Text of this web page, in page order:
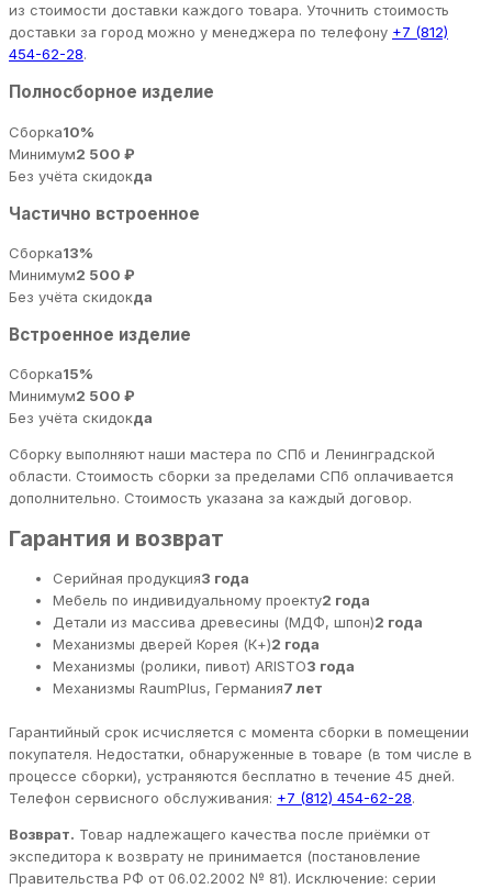
из стоимости доставки каждого товара. Уточнить стоимость
доставки за город можно у менеджера по телефону +7 (812)
454-62-28.
Полносборное изделие
Сборка10%
Минимум2 500 ₽
Без учёта скидокда
Частично встроенное
Сборка13%
Минимум2 500 ₽
Без учёта скидокда
Встроенное изделие
Сборка15%
Минимум2 500 ₽
Без учёта скидокда
Сборку выполняют наши мастера по СПб и Ленинградской
области. Стоимость сборки за пределами СПб оплачивается
дополнительно. Стоимость указана за каждый договор.
Гарантия и возврат
Серийная продукция3 года
Мебель по индивидуальному проекту2 года
Детали из массива древесины (МДФ, шпон)2 года
Механизмы дверей Корея (К+)2 года
Механизмы (ролики, пивот) ARISTO3 года
Механизмы RaumPlus, Германия7 лет
Гарантийный срок исчисляется с момента сборки в помещении
покупателя. Недостатки, обнаруженные в товаре (в том числе в
процессе сборки), устраняются бесплатно в течение 45 дней.
Телефон сервисного обслуживания: +7 (812) 454-62-28.
Возврат. Товар надлежащего качества после приёмки от
экспедитора к возврату не принимается (постановление
Правительства РФ от 06.02.2002 № 81). Исключение: серии